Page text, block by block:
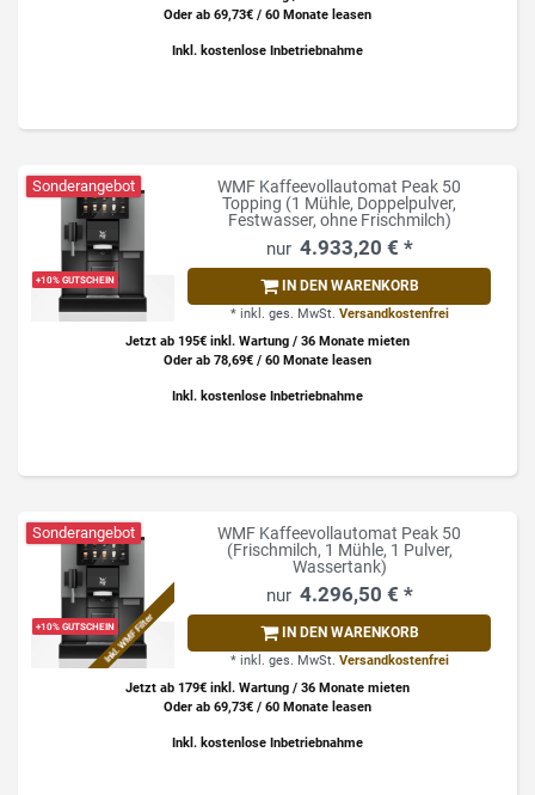
Oder ab 69,73€ / 60 Monate leasen
Inkl. kostenlose Inbetriebnahme
+10% GUTSCHEIN
Sonderangebot
WMF Kaffeevollautomat Peak 50
Topping (1 Mühle, Doppelpulver,
Festwasser, ohne Frischmilch)
4.933,20 € *
IN DEN WARENKORB
* inkl. ges. MwSt. Versandkostenfrei
Jetzt ab 195€ inkl. Wartung / 36 Monate mieten
Oder ab 78,69€ / 60 Monate leasen
Inkl. kostenlose Inbetriebnahme
+10% GUTSCHEINInkl. WMF Filter
Sonderangebot
WMF Kaffeevollautomat Peak 50
(Frischmilch, 1 Mühle, 1 Pulver,
Wassertank)
4.296,50 € *
IN DEN WARENKORB
* inkl. ges. MwSt. Versandkostenfrei
Jetzt ab 179€ inkl. Wartung / 36 Monate mieten
Oder ab 69,73€ / 60 Monate leasen
Inkl. kostenlose Inbetriebnahme